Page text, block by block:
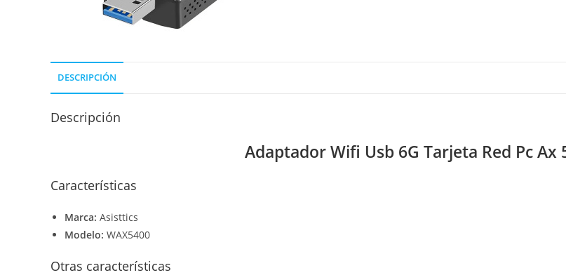
DESCRIPCIÓN
Descripción
Adaptador Wifi Usb 6G Tarjeta Red Pc Ax
Características
Marca: Asisttics
Modelo: WAX5400
Otras características